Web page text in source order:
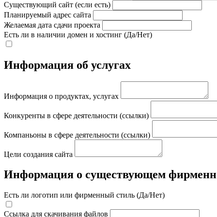
Существующий сайт (если есть)
Планируемый адрес сайта
Желаемая дата сдачи проекта
Есть ли в наличии домен и хостинг (Да/Нет)
Информация об услугах
Информация о продуктах, услугах
Конкуренты в сфере деятельности (ссылки)
Компаньоны в сфере деятельности (ссылки)
Цели создания сайта
Информация о существующем
Есть ли логотип или фирменный стиль (Да/Нет)
Ссылка для скачивания файлов